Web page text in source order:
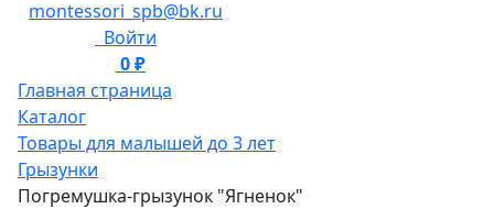
montessori_spb@bk.ru
Войти
0 ₽
Главная страница
Каталог
Товары для малышей до 3 лет
Грызунки
Погремушка-грызунок "Ягненок"